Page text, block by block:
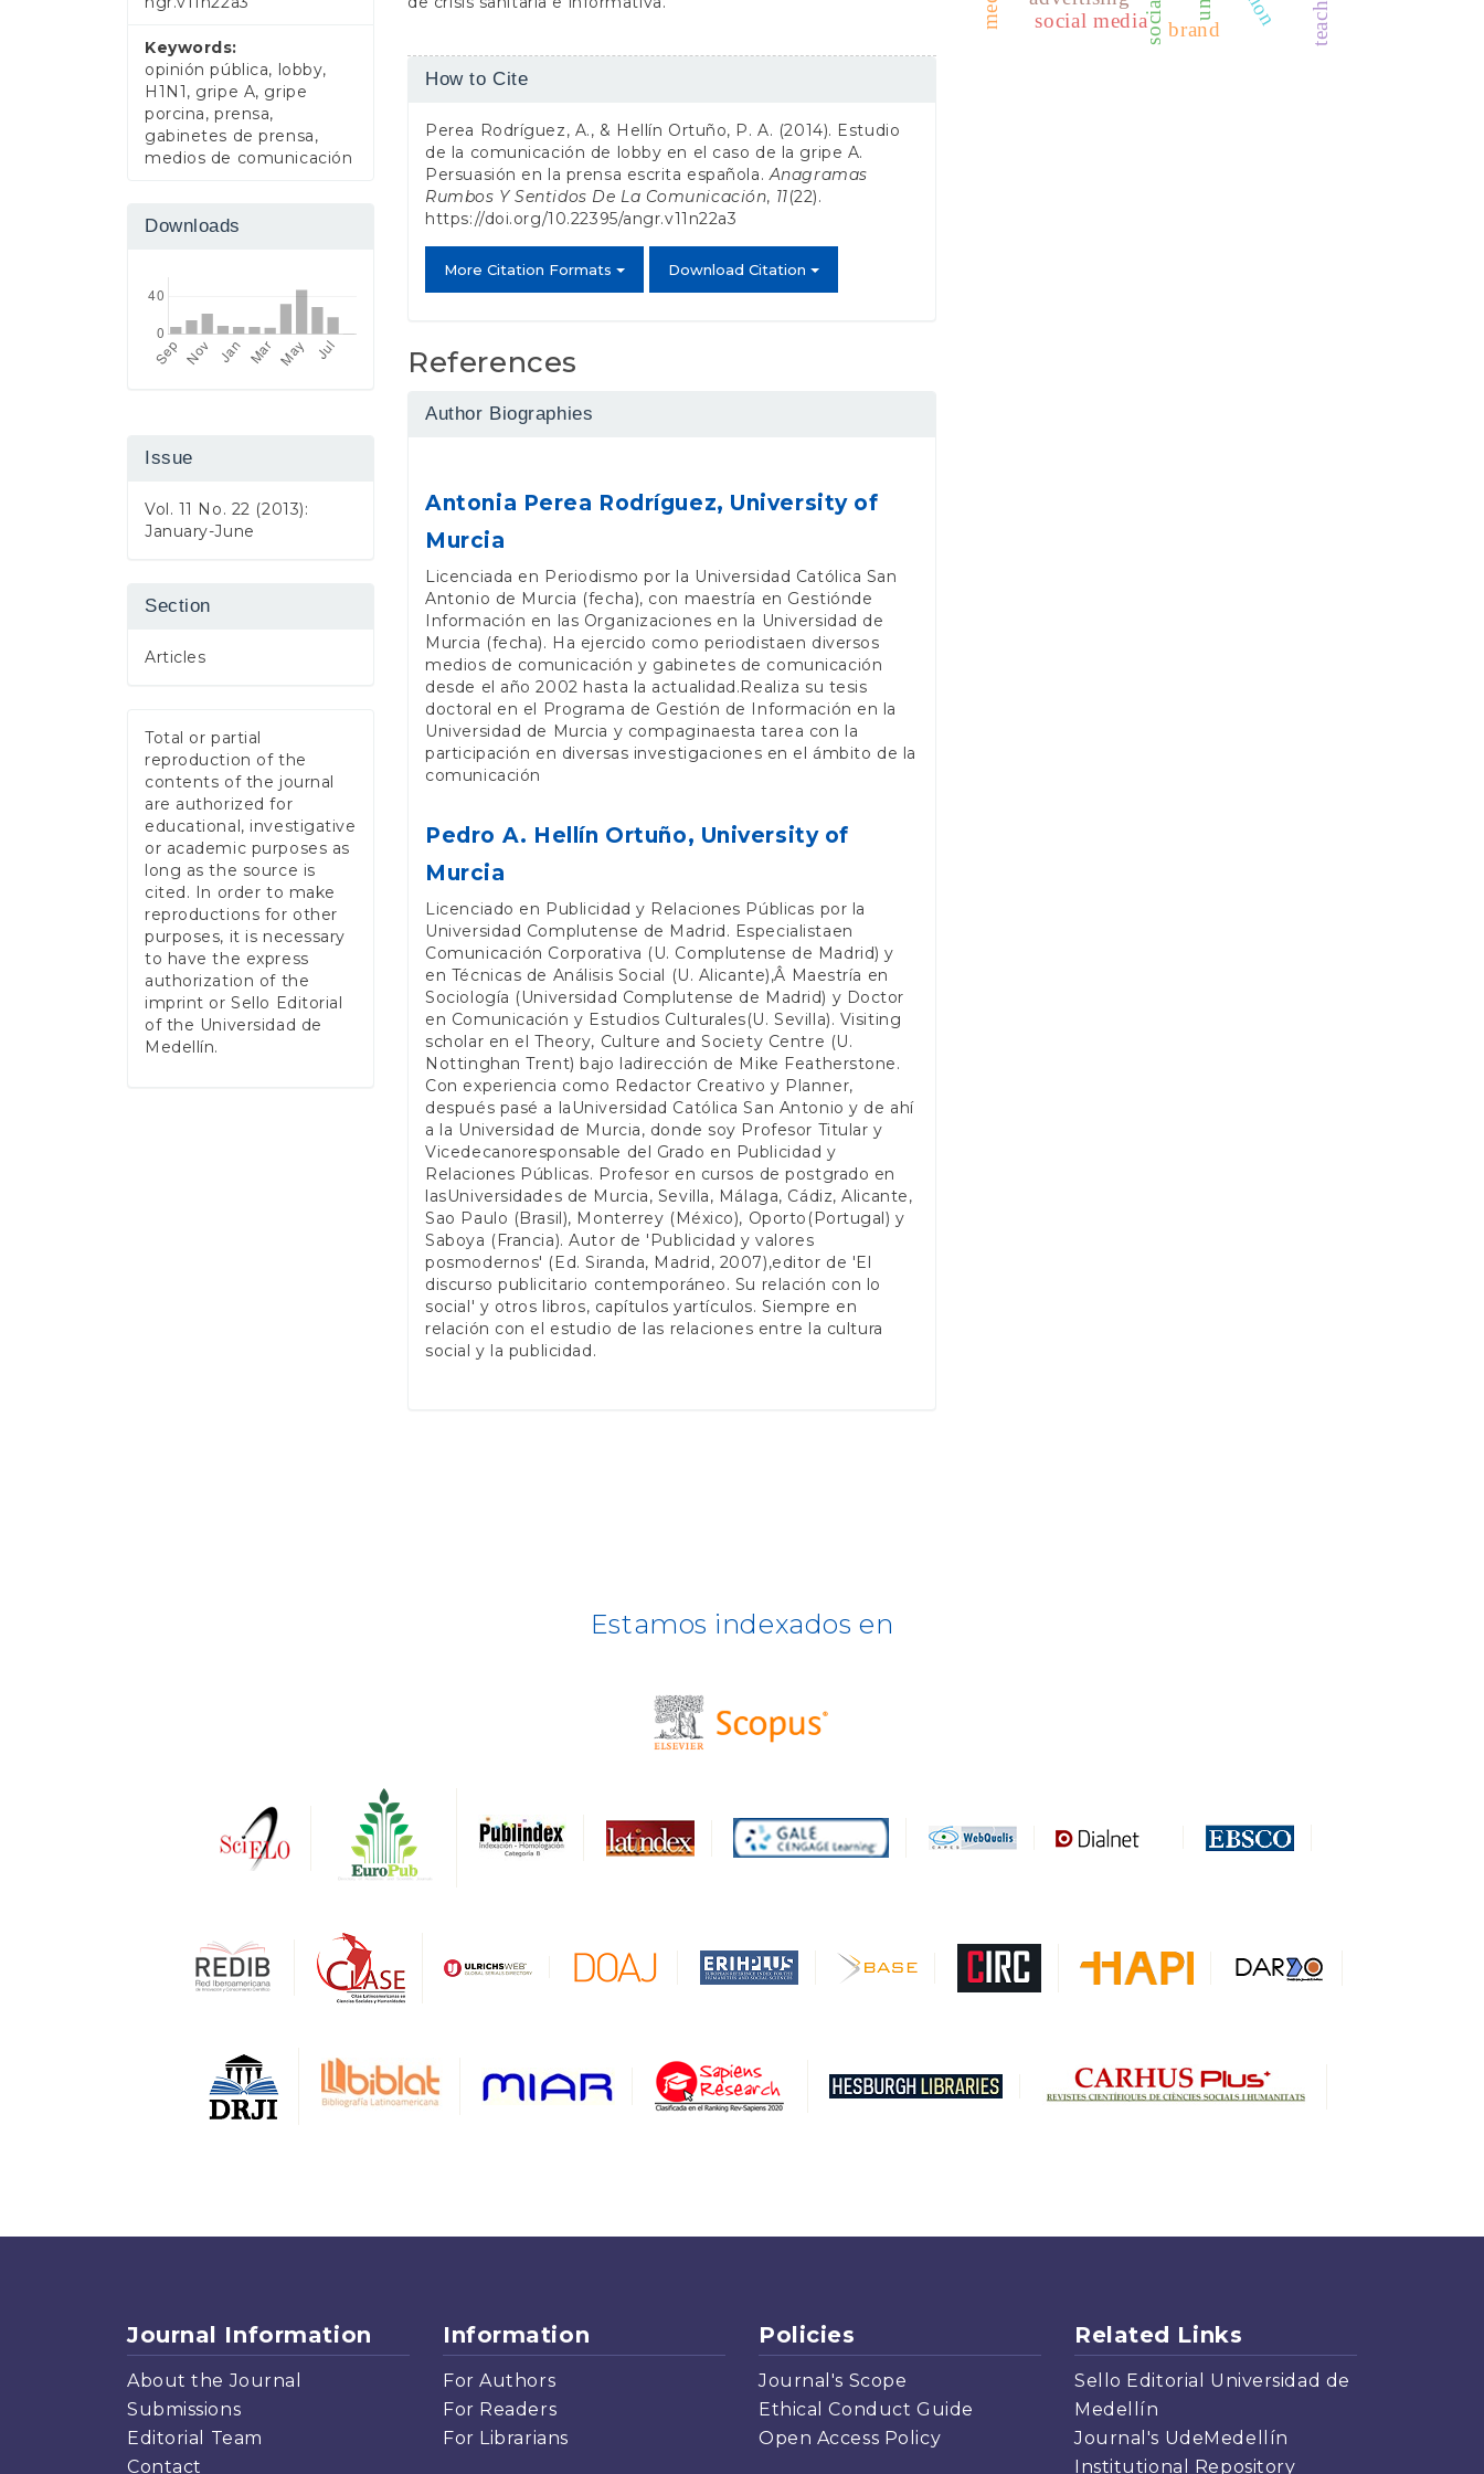
Keywords:
opinión pública, lobby,
H1N1, gripe A, gripe
porcina, prensa,
gabinetes de prensa,
medios de comunicación
Downloads
Issue
Vol. 11 No. 22 (2013):
January-June
Section
Articles
Total or partial
reproduction of the
contents of the journal
are authorized for
educational, investigative
or academic purposes as
long as the source is
cited. In order to make
reproductions for other
purposes, it is necessary
to have the express
authorization of the
imprint or Sello Editorial
of the Universidad de
Medellín.
Article
How to Cite
Perea Rodríguez, A., & Hellín Ortuño, P. A. (2014). Estudio
de la comunicación de lobby en el caso de la gripe A.
Persuasión en la prensa escrita española.Anagramas
Rumbos Y Sentidos De La Comunicación, 11(22).
https://doi.org/10.22395/angr.v11n22a3
More Citation Formats Download Citation
References
Author Biographies
Antonia Perea Rodríguez, University of
Murcia
Licenciada en Periodismo por la Universidad Católica San
Antonio de Murcia (fecha), con maestría en Gestiónde
Información en las Organizaciones en la Universidad de
Murcia (fecha). Ha ejercido como periodistaen diversos
medios de comunicación y gabinetes de comunicación
desde el año 2002 hasta la actualidad.Realiza su tesis
doctoral en el Programa de Gestión de Información en la
Universidad de Murcia y compaginaesta tarea con la
participación en diversas investigaciones en el ámbito de la
comunicación
Pedro A. Hellín Ortuño, University of
Murcia
Licenciado en Publicidad y Relaciones Públicas por la
Universidad Complutense de Madrid. Especialistaen
Comunicación Corporativa (U. Complutense de Madrid) y
en Técnicas de Análisis Social (U. Alicante),Â Maestría en
Sociología (Universidad Complutense de Madrid) y Doctor
en Comunicación y Estudios Culturales(U. Sevilla). Visiting
scholar en el Theory, Culture and Society Centre (U.
Nottinghan Trent) bajo ladirección de Mike Featherstone.
Con experiencia como Redactor Creativo y Planner,
después pasé a laUniversidad Católica San Antonio y de ahí
a la Universidad de Murcia, donde soy Profesor Titular y
Vicedecanoresponsable del Grado en Publicidad y
Relaciones Públicas. Profesor en cursos de postgrado en
lasUniversidades de Murcia, Sevilla, Málaga, Cádiz, Alicante,
Sao Paulo (Brasil), Monterrey (México), Oporto(Portugal) y
Saboya (Francia). Autor de 'Publicidad y valores
posmodernos' (Ed. Siranda, Madrid, 2007),editor de 'El
discurso publicitario contemporáneo. Su relación con lo
social' y otros libros, capítulos yartículos. Siempre en
relación con el estudio de las relaciones entre la cultura
social y la publicidad.
social media brand
Estamos indexados en
Journal Information
About the Journal
Submissions
Editorial Team
Contact
Information
For Authors
For Readers
For Librarians
Policies
Journal's Scope
Ethical Conduct Guide
Open Access Policy
Related Links
Sello Editorial Universidad de
Medellín
Journal's UdeMedellín
Institutional Repository